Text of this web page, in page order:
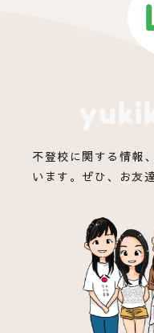
不登校に関する情報
います。ぜひ、お友